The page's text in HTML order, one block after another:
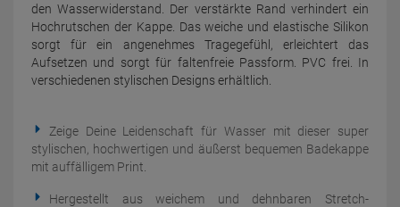
den Wasserwiderstand. Der verstärkte Rand verhindert ein
Hochrutschen der Kappe. Das weiche und elastische Silikon
sorgt für ein angenehmes Tragegefühl, erleichtert das
Aufsetzen und sorgt für faltenfreie Passform. PVC frei. In
verschiedenen stylischen Designs erhältlich.
Zeige Deine Leidenschaft für Wasser mit dieser super
stylischen, hochwertigen und äußerst bequemen Badekappe
mit auffälligem Print.
Hergestellt aus weichem und dehnbaren Stretch-